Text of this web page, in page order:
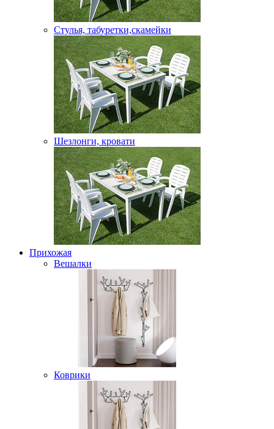
Стулья, табуретки,скамейки
Шезлонги, кровати
Прихожая
Вешалки
Коврики